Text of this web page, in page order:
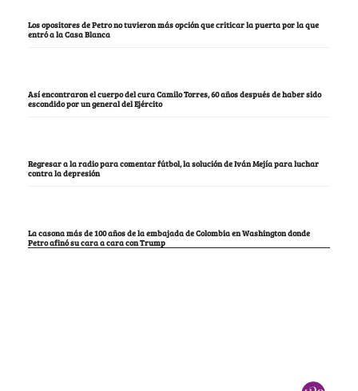
Los opositores de Petro no tuvieron más opción que criticar la puerta por la que
entró a la Casa Blanca
Así encontraron el cuerpo del cura Camilo Torres, 60 años después de haber sido
escondido por un general del Ejército
Regresar a la radio para comentar fútbol, la solución de Iván Mejía para luchar
contra la depresión
La casona más de 100 años de la embajada de Colombia en Washington donde
Petro afinó su cara a cara con Trump